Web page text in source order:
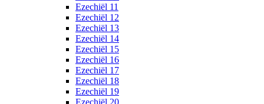
Ezechiël 11
Ezechiël 12
Ezechiël 13
Ezechiël 14
Ezechiël 15
Ezechiël 16
Ezechiël 17
Ezechiël 18
Ezechiël 19
Ezechiël 20